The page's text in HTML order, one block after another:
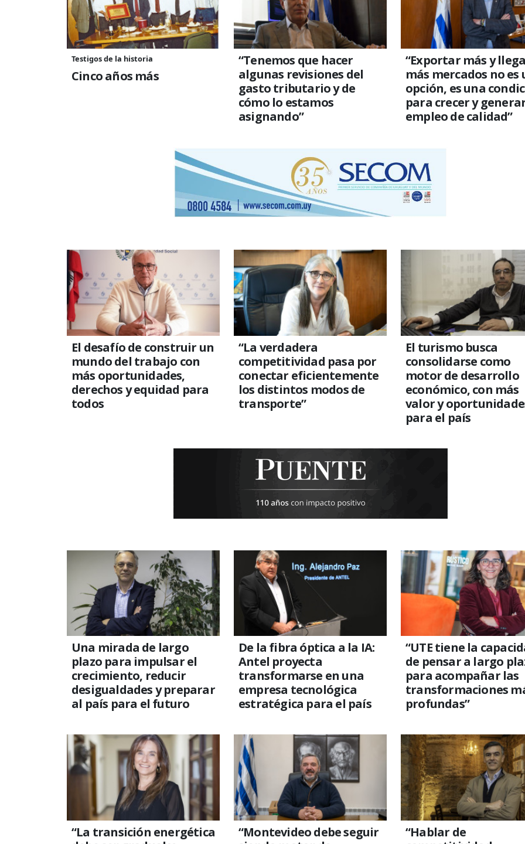
Testigos de la historia
Cinco años más
“Tenemos que hacer
algunas revisiones del
gasto tributario y de
cómo lo estamos
asignando”
“Exportar más y
más mercados no es
opción, es una
para crecer y
empleo de calidad”
El desafío de construir un
mundo del trabajo con
más oportunidades,
derechos y equidad para
todos
“La verdadera
competitividad pasa por
conectar eficientemente
los distintos modos de
transporte”
El turismo busca
consolidarse como
motor de desarrollo
económico, con más
valor y
para el país
Una mirada de largo
plazo para impulsar el
crecimiento, reducir
desigualdades y preparar
al país para el futuro
De la fibra óptica a la IA:
Antel proyecta
transformarse en una
empresa tecnológica
estratégica para el país
“UTE tiene la
de pensar a largo
para acompañar las
transformaciones
profundas”
“La transición energética
“Montevideo debe seguir
“Hablar de